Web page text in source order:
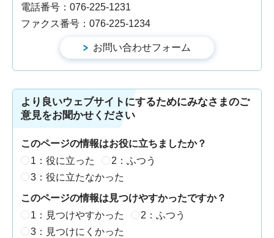
電話番号：076-225-1231
ファクス番号：076-225-1234
より良いウェブサイトにするためにみなさまのご
意見をお聞かせください
このページの情報はお役に立ちましたか？
1：役に立った
2：ふつう
3：役に立たなかった
このページの情報は見つけやすかったですか？
1：見つけやすかった
2：ふつう
3：見つけにくかった